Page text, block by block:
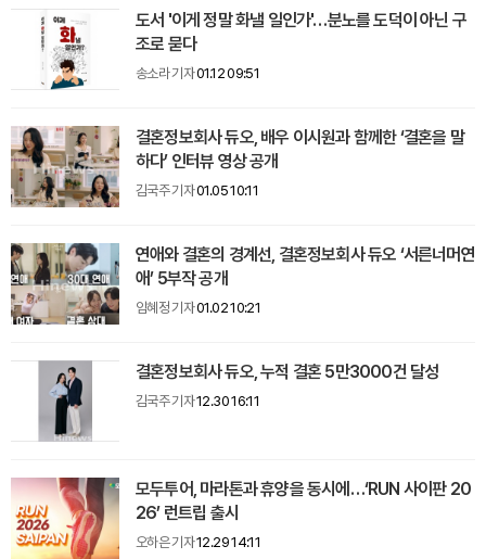
도서 '이게 정말 화낼 일인가'…분노를 도덕이 아닌 구
조로 묻다
송소라 기자01.12 09:51
결혼정보회사 듀오, 배우 이시원과 함께한 ‘결혼을 말
하다’ 인터뷰 영상 공개
김국주 기자01.05 10:11
연애와 결혼의 경계선, 결혼정보회사 듀오 ‘서른너머연
애’ 5부작 공개
임혜정 기자01.02 10:21
결혼정보회사 듀오, 누적 결혼 5만3000건 달성
김국주 기자12.30 16:11
모두투어, 마라톤과 휴양을 동시에…‘RUN 사이판 20
26’ 런트립 출시
오하은 기자12.29 14:11